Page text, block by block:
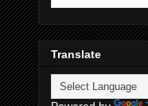
Translate